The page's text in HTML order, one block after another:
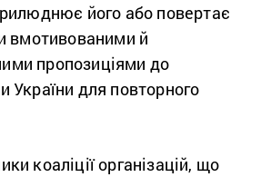
його або повертає
вмотивованими й
пропозиціями до
України для повторного
коаліції організацій, що